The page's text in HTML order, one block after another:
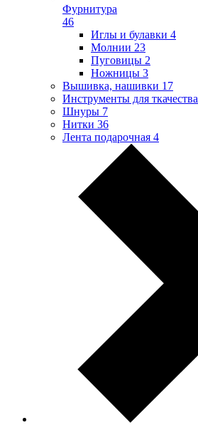
Фурнитура
46
Иглы и булавки 4
Молнии 23
Пуговицы 2
Ножницы 3
Вышивка, нашивки 17
Инструменты для ткачества
Шнуры 7
Нитки 36
Лента подарочная 4